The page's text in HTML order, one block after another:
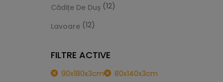
Cădițe De Duș (12)
Lavoare (12)
FILTRE ACTIVE
90x180x3cm 80x140x3cm